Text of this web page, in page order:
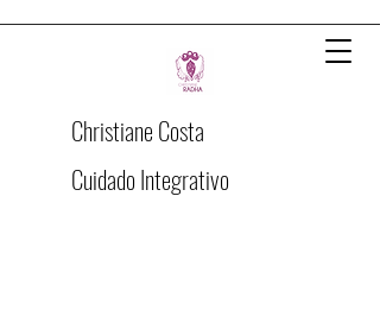
Christiane Costa
Cuidado Integrativo